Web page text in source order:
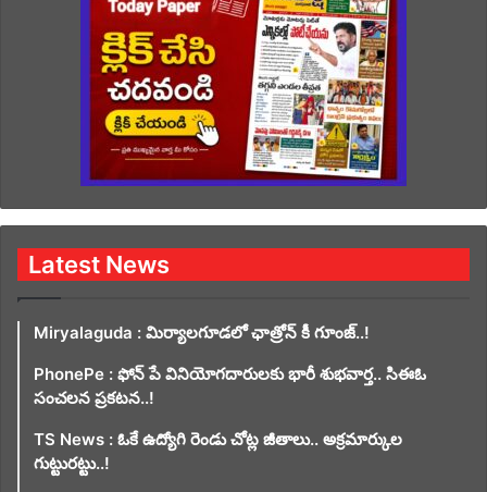
Latest News
Miryalaguda : మిర్యాలగూడలో ఛాత్రోన్ కీ గూంజ్..!
PhonePe : ఫోన్ పే వినియోగదారులకు భారీ శుభవార్త.. సిఈఓ
సంచలన ప్రకటన..!
TS News : ఓకే ఉద్యోగి రెండు చోట్ల జీతాలు.. అక్రమార్కుల
గుట్టురట్టు..!